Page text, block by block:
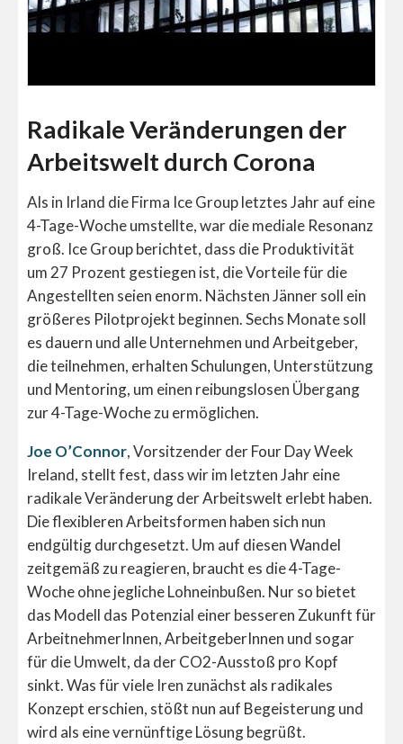
Radikale Veränderungen der
Arbeitswelt durch Corona
Als in Irland die Firma Ice Group letztes Jahr auf eine
4-Tage-Woche umstellte, war die mediale Resonanz
groß. Ice Group berichtet, dass die Produktivität
um 27 Prozent gestiegen ist, die Vorteile für die
Angestellten seien enorm. Nächsten Jänner soll ein
größeres Pilotprojekt beginnen. Sechs Monate soll
es dauern und alle Unternehmen und Arbeitgeber,
die teilnehmen, erhalten Schulungen, Unterstützung
und Mentoring, um einen reibungslosen Übergang
zur 4-Tage-Woche zu ermöglichen.
Joe O’Connor, Vorsitzender der Four Day Week
Ireland, stellt fest, dass wir im letzten Jahr eine
radikale Veränderung der Arbeitswelt erlebt haben.
Die flexibleren Arbeitsformen haben sich nun
endgültig durchgesetzt. Um auf diesen Wandel
zeitgemäß zu reagieren, braucht es die 4-Tage-
Woche ohne jegliche Lohneinbußen. Nur so bietet
das Modell das Potenzial einer besseren Zukunft für
ArbeitnehmerInnen, ArbeitgeberInnen und sogar
für die Umwelt, da der CO2-Ausstoß pro Kopf
sinkt. Was für viele Iren zunächst als radikales
Konzept erschien, stößt nun auf Begeisterung und
wird als eine vernünftige Lösung begrüßt.